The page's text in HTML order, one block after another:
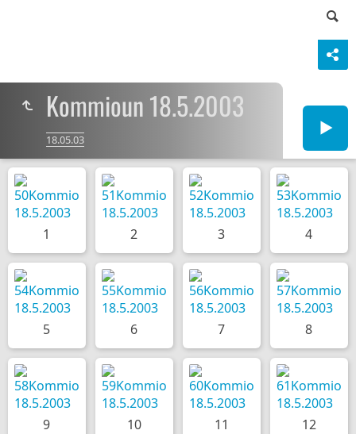
Kommioun 18.5.2003
18.05.03
1 2 3 4
5 6 7 8
9 10 11 12